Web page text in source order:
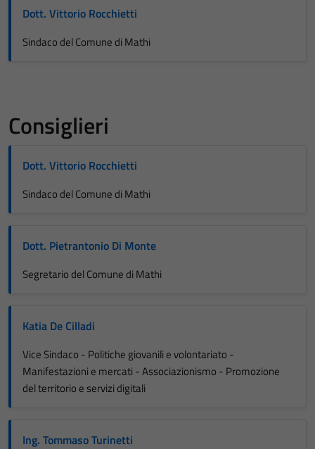
Dott. Vittorio Rocchietti
Sindaco del Comune di Mathi
Consiglieri
Dott. Vittorio Rocchietti
Sindaco del Comune di Mathi
Dott. Pietrantonio Di Monte
Segretario del Comune di Mathi
Katia De Cilladi
Vice Sindaco - Politiche giovanili e volontariato -
Manifestazioni e mercati - Associazionismo - Promozione
del territorio e servizi digitali
Ing. Tommaso Turinetti